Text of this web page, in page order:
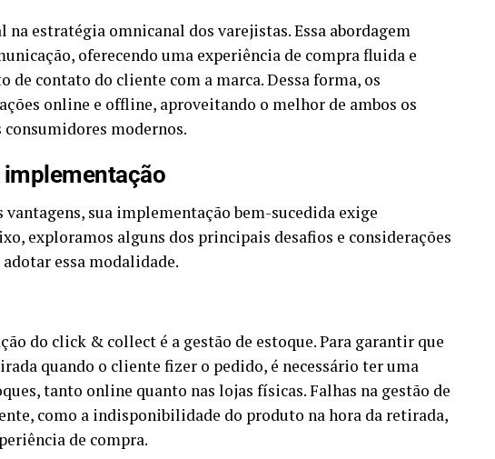
estratégia omnicanal dos varejistas. Essa abordagem
oferecendo uma experiência de compra fluida e
contato do cliente com a marca. Dessa forma, os
online e offline, aproveitando o melhor de ambos os
modernos.
implementação
sua implementação bem-sucedida exige
exploramos alguns dos principais desafios e considerações
essa modalidade.
do click & collect é a gestão de estoque. Para garantir que
quando o cliente fizer o pedido, é necessário ter uma
tanto online quanto nas lojas físicas. Falhas na gestão de
como a indisponibilidade do produto na hora da retirada,
de compra.